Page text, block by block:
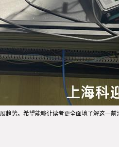
势。希望能够让读者更全面地了解这一前